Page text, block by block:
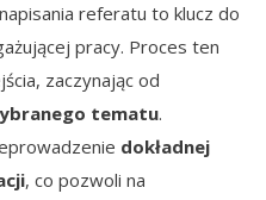
referatu to klucz do
pracy. Proces ten
zaczynając od
tematu.
dokładnej
, co pozwoli na